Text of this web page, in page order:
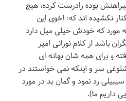
بوده رادرست کرده، هیچ
نکشیده اند که: اخوی این
مورد که خودش خیلی میل دارد
باشد از کلام نورانی امیر
و برای همه شان بهانه ای
شلوغی سر و اینکه نمی خواستند در
سیبیلی رد نمود و گمان بد در مورد
داریم ما).